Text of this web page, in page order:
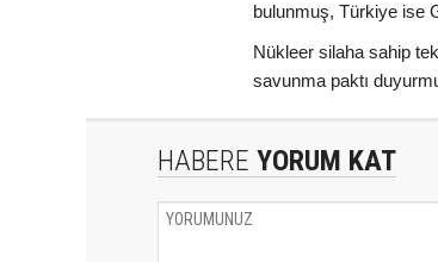
bulunmuş, Türkiye ise
Nükleer silaha sahip
savunma paktı
HABERE YORUM KAT